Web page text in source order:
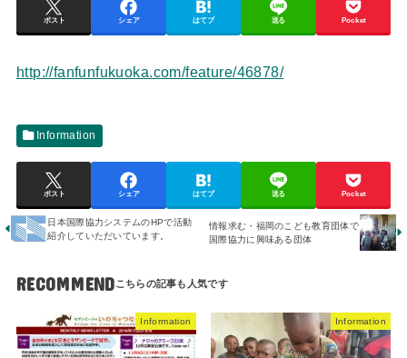
ポスト シェア はてブ 送る Pocket
http://fanfunfukuoka.com/feature/46878/
Information
ポスト シェア はてブ 送る Pocket
日本国際協力システムのHPで活動
紹介していただいています。
情報求む・福岡のこども教育団体で
国際協力に興味ある団体
RECOMMEND
Information Information